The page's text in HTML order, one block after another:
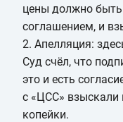
цены должно
соглашением, и
2. Апелляция:
Суд счёл, что
это и есть
с «ЦСС»
копейки.